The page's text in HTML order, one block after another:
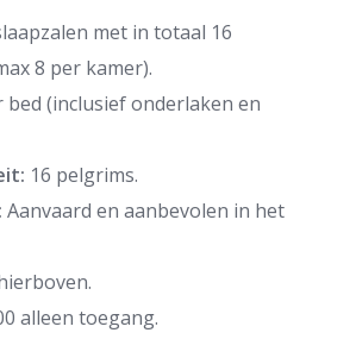
met in totaal 16
8 per kamer).
bed (inclusief onderlaken en
16 pelgrims.
Aanvaard en aanbevolen in het
alleen toegang.